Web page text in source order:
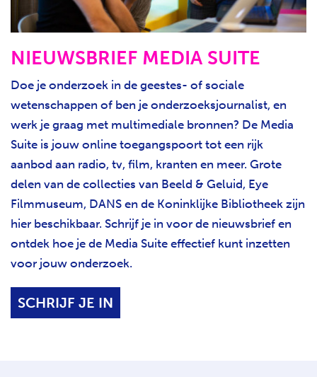
NIEUWSBRIEF MEDIA SUITE
Doe je onderzoek in de geestes- of sociale
wetenschappen of ben je onderzoeksjournalist, en
werk je graag met multimediale bronnen? De Media
Suite is jouw online toegangspoort tot een rijk
aanbod aan radio, tv, film, kranten en meer. Grote
delen van de collecties van Beeld & Geluid, Eye
Filmmuseum, DANS en de Koninklijke Bibliotheek zijn
hier beschikbaar. Schrijf je in voor de nieuwsbrief en
ontdek hoe je de Media Suite effectief kunt inzetten
voor jouw onderzoek.
SCHRIJF JE IN